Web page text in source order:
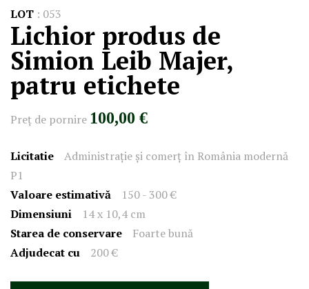
LOT : 053
Lichior produs de
Simion Leib Majer,
patru etichete
Preţ de pornire 100,00 €
Licitatie
Administrație și comerț în România modernă
P1
Valoare estimativă
150 - 300 €
Dimensiuni
14 x 10,4 cm
Starea de conservare
Foarte bună
Adjudecat cu
200 €